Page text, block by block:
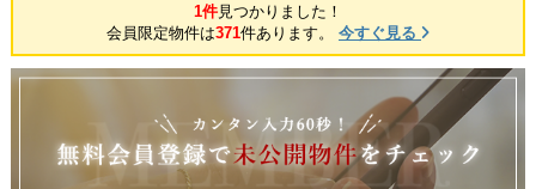
1件見つかりました！
会員限定物件は371件あります。 今すぐ見る